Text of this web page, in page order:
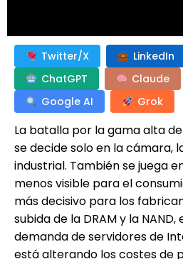
Twitter/X LinkedIn
ChatGPT
Claude
Google AI
Grok
La batalla por la gama alta
se decide solo en la cámara,
industrial. También se juega
menos visible para el
más decisivo para los
subida de la DRAM y la
demanda de servidores de
está alterando los costes de